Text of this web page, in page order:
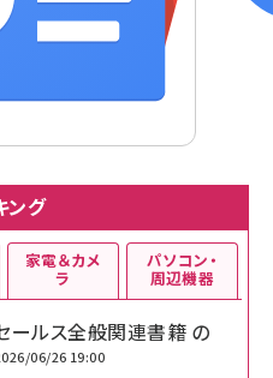
ング
ールス全般関連書籍 の
06/26 19:00
家電＆カメ
ラ
パソコン・
周辺機器